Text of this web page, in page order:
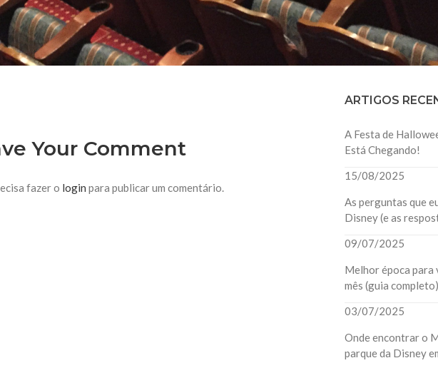
Your Comment
fazer o login para publicar um comentário.
ARTIGOS
A Festa de
Está Chegando!
15/08/2025
As perguntas que
Disney (e as
09/07/2025
Melhor época para
mês (guia completo)
03/07/2025
Onde encontrar o
parque da Disney